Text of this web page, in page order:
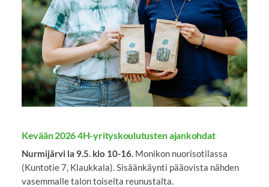
Kevään 2026 4H-yrityskoulutusten ajankohdat
Nurmijärvi la 9.5. klo 10-16. Monikon nuorisotilassa
(Kuntotie 7, Klaukkala). Sisäänkäynti pääovista nähden
vasemmalle talon toiselta reunustalta.